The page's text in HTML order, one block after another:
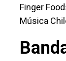
Finger
Música